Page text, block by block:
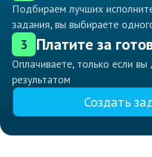
Подбираем лучших
задания, вы выбираете
3 Платите за
Оплачиваете, только если вы
результатом
Создать